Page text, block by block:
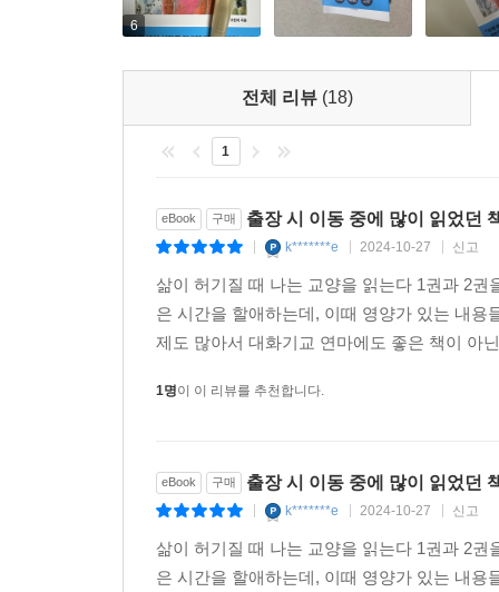
6
전체 리뷰 (18)
1
eBook 구매 출장 시 이동 중에 많이 읽었던
k*******e 2024-10-27 신고
삶이 허기질 때 나는 교양을 읽는다 1권과 2
은 시간을 할애하는데, 이때 영양가 있는 내
제도 많아서 대화기교 연마에도 좋은 책이 아
1명이 이 리뷰를 추천합니다.
eBook 구매 출장 시 이동 중에 많이 읽었던
k*******e 2024-10-27 신고
삶이 허기질 때 나는 교양을 읽는다 1권과 2
은 시간을 할애하는데, 이때 영양가 있는 내